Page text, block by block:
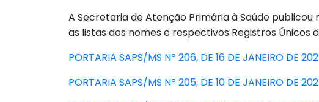
A Secretaria de Atenção Primária à Saúde
as listas dos nomes e respectivos Registros
PORTARIA SAPS/MS Nº 206, DE 16 DE JANEIRO DE
PORTARIA SAPS/MS Nº 205, DE 10 DE JANEIRO DE